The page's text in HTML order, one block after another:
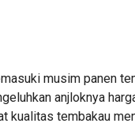
musim panen
anjloknya
kualitas tembakau